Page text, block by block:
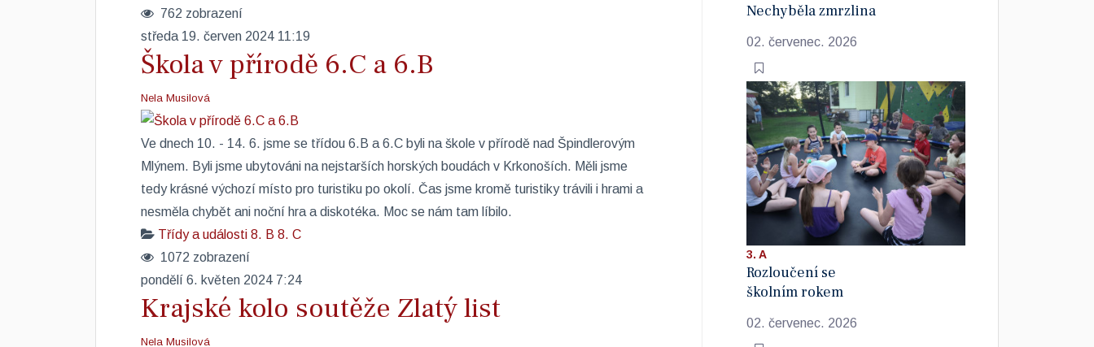
762 zobrazení
středa 19. červen 2024 11:19
Škola v přírodě 6.C a 6.B
Nela Musilová
Ve dnech 10. - 14. 6. jsme se třídou 6.B a 6.C byli na škole v přírodě nad Špindlerovým
Mlýnem. Byli jsme ubytováni na nejstarších horských boudách v Krkonoších. Měli jsme
tedy krásné výchozí místo pro turistiku po okolí. Čas jsme kromě turistiky trávili i hrami a
nesměla chybět ani noční hra a diskotéka. Moc se nám tam líbilo.
Třídy a události 8. B 8. C
1072 zobrazení
pondělí 6. květen 2024 7:24
Krajské kolo soutěže Zlatý list
Nela Musilová
Nechyběla zmrzlina
02. červenec. 2026
3. A
Rozloučení se
školním rokem
02. červenec. 2026